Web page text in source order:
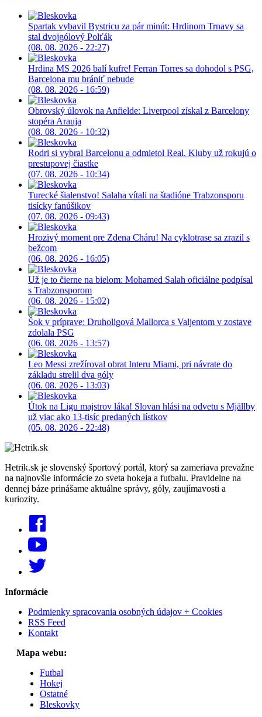
Spartak vybavil Bystricu za pár minút: Hrdinom Trnavy sa
stal dvojgólový Polťák
(08. 08. 2026 - 22:27)
Hrdina MS 2026 balí kufre! Ferran Torres sa dohodol s PSG,
Barcelona mu brániť nebude
(08. 08. 2026 - 16:59)
Obrovský úlovok na Anfielde: Liverpool získal z Barcelony
stopéra Arauja
(08. 08. 2026 - 10:32)
Rodri si vybral Barcelonu a odmietol Real. Kluby už rokujú o
prestupovej čiastke
(07. 08. 2026 - 10:34)
Turecké šialenstvo! Salaha vítali na štadióne Trabzonsporu
tisícky fanúšikov
(07. 08. 2026 - 09:43)
Hrozivý moment pre Zdena Cháru! Na cyklotrase sa zrazil s
bežcom
(06. 08. 2026 - 16:05)
Už je to čierne na bielom: Mohamed Salah oficiálne podpísal
s Trabzonsporom
(06. 08. 2026 - 15:02)
Šok v príprave: Druholigová Mallorca s Valjentom v zostave
zdolala PSG
(06. 08. 2026 - 13:57)
Leo Messi zrežíroval obrat Interu Miami, pri návrate do
základu strelil dva góly
(06. 08. 2026 - 13:03)
Útok na Ligu majstrov láka! Slovan hlási na odvetu s Mjällby
už viac ako 13-tisíc predaných lístkov
(05. 08. 2026 - 22:48)
Hetrik.sk je slovenský športový portál, ktorý sa zameriava prevažne
na najnovšie informácie zo sveta hokeja a futbalu. Pravidelne na
dennej báze prinášame aktuálne správy, góly, zaujímavosti a
kuriozity.
Informácie
Podmienky spracovania osobných údajov + Cookies
RSS Feed
Kontakt
Mapa webu:
Futbal
Hokej
Ostatné
Bleskovky